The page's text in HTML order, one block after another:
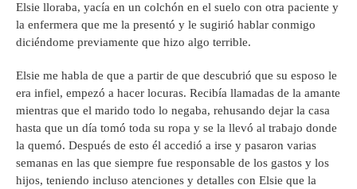
Elsie lloraba, yacía en un colchón en el suelo con otra paciente y
la enfermera que me la presentó y le sugirió hablar conmigo
diciéndome previamente que hizo algo terrible.
Elsie me habla de que a partir de que descubrió que su esposo le
era infiel, empezó a hacer locuras. Recibía llamadas de la amante
mientras que el marido todo lo negaba, rehusando dejar la casa
hasta que un día tomó toda su ropa y se la llevó al trabajo donde
la quemó. Después de esto él accedió a irse y pasaron varias
semanas en las que siempre fue responsable de los gastos y los
hijos, teniendo incluso atenciones y detalles con Elsie que la